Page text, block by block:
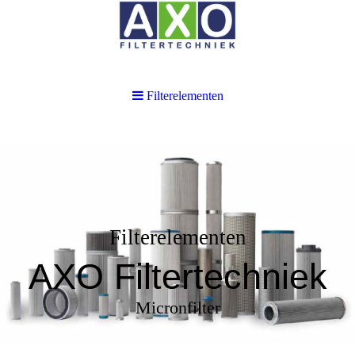
Filterelementen
AXO Filtertechniek
Micronfilter
Filterelementen